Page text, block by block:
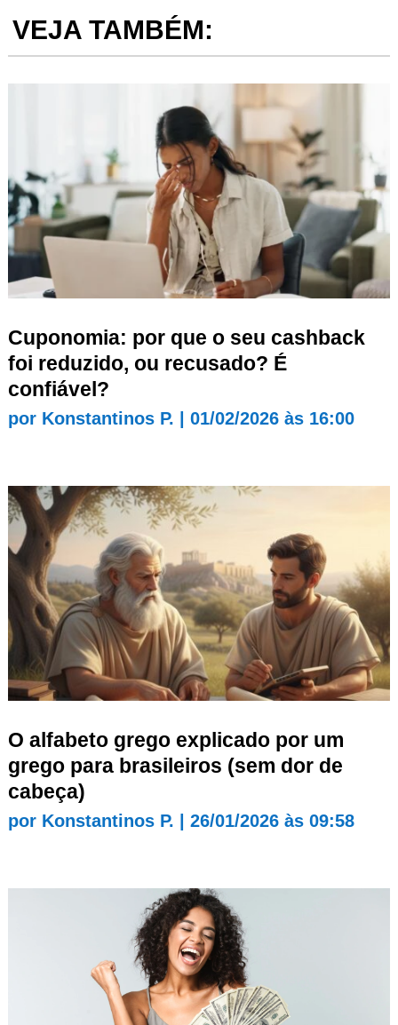
VEJA TAMBÉM:
Cuponomia: por que o seu cashback
foi reduzido, ou recusado? É
confiável?
por Konstantinos P. 01/02/2026 às 16:00
O alfabeto grego explicado por um
grego para brasileiros (sem dor de
cabeça)
por Konstantinos P. 26/01/2026 às 09:58